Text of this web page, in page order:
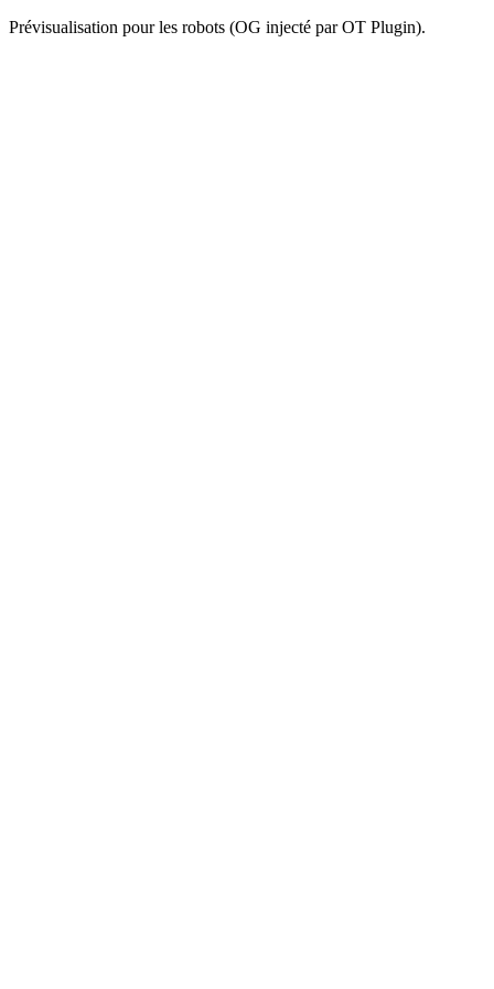
Prévisualisation pour les robots (OG injecté par OT Plugin).